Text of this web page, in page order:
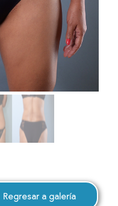
Regresar a galería